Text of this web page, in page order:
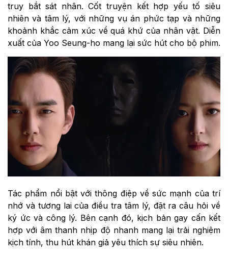
truy bắt sát nhân. Cốt truyện kết hợp yếu tố siêu
nhiên và tâm lý, với những vụ án phức tạp và những
khoảnh khắc cảm xúc về quá khứ của nhân vật. Diễn
xuất của Yoo Seung-ho mang lại sức hút cho bộ phim.
Tác phẩm nổi bật với thông điệp về sức mạnh của trí
nhớ và tương lai của điều tra tâm lý, đặt ra câu hỏi về
ký ức và công lý. Bên cạnh đó, kịch bản gay cấn kết
hợp với âm thanh nhịp độ nhanh mang lại trải nghiệm
kịch tính, thu hút khán giả yêu thích sự siêu nhiên.